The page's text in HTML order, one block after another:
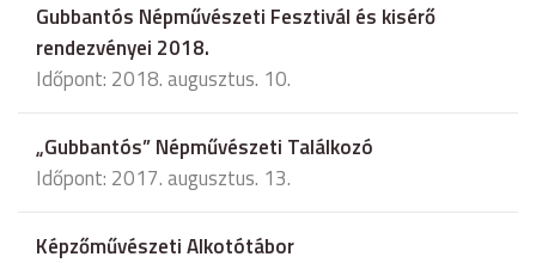
Gubbantós Népművészeti Fesztivál és kisérő
rendezvényei 2018.
Időpont: 2018. augusztus. 10.
„Gubbantós” Népművészeti Találkozó
Időpont: 2017. augusztus. 13.
Képzőművészeti Alkotótábor